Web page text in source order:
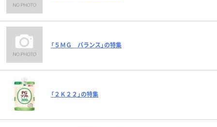
「５ＭＧ バランス」の特集
「２Ｋ２２」の特集